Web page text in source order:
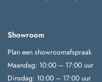
Showroom
Plan een showroomafspraak
Maandag: 10:00 – 17:00 uur
Dinsdag: 10:00 – 17:00 uur